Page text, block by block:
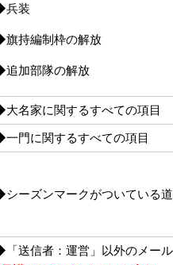
装
持編制枠の解放
加部隊の解放
名家に関するすべての項目
門に関するすべての項目
ーズンマークがついている
送信者：運営」以外のメール